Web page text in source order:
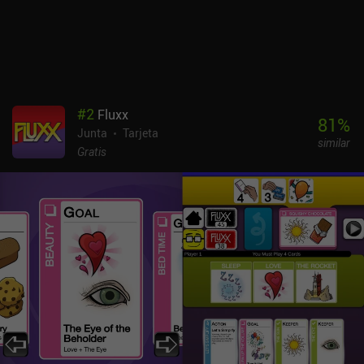
jugador libre. Si te gustan los juegos de mesa únicos con
elementos sencillos de puzzle y construcción de mazos, y puedes
hacer la vista gorda a los pequeños inconvenientes, creo que
disfrutarás con este juego.
#2 Fluxx
Junta
Tarjeta
Gratis
81%
similar